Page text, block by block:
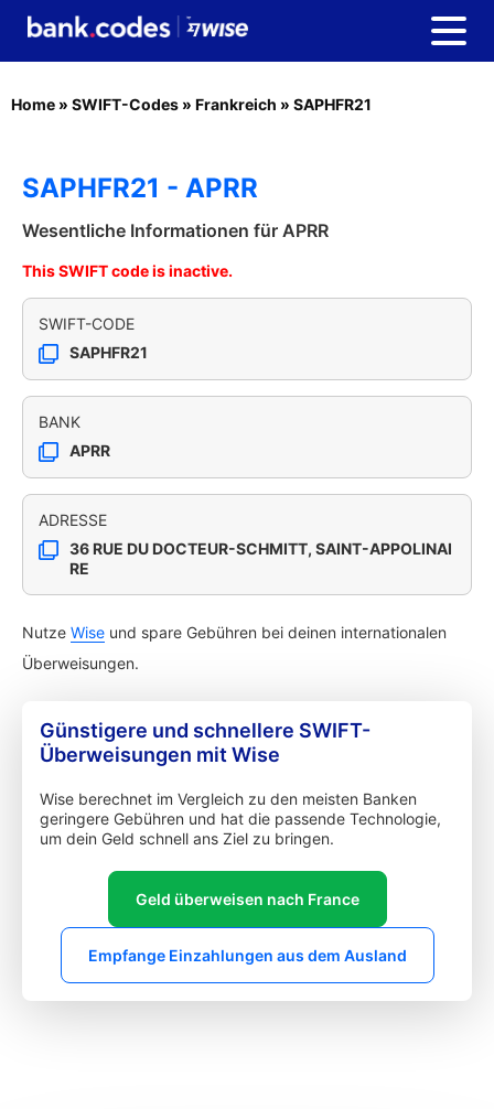
Home » SWIFT-Codes » Frankreich » SAPHFR21
SAPHFR21 - APRR
Wesentliche Informationen für APRR
This SWIFT code is inactive.
SWIFT-CODE
SAPHFR21
BANK
APRR
ADRESSE
36 RUE DU DOCTEUR-SCHMITT, SAINT-APPOLINAI
RE
Nutze Wise und spare Gebühren bei deinen internationalen
Überweisungen.
Günstigere und schnellere SWIFT-
Überweisungen mit Wise
Wise berechnet im Vergleich zu den meisten Banken
geringere Gebühren und hat die passende Technologie,
um dein Geld schnell ans Ziel zu bringen.
Geld überweisen nach France
Empfange Einzahlungen aus dem Ausland